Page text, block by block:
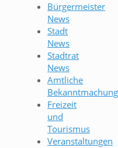
Bürgermeister
News
Stadt
News
Stadtrat
News
Amtliche
Freizeit
und
Tourismus
Veranstaltungen